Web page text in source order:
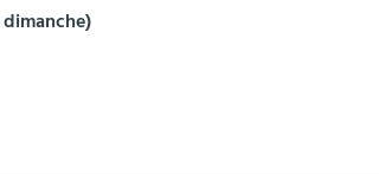
dimanche)